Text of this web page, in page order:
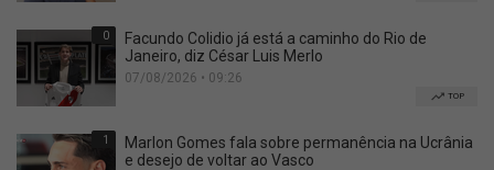
0
Facundo Colidio já está a caminho do Rio de
Janeiro, diz César Luis Merlo
07/08/2026 • 09:26
TOP
1
Marlon Gomes fala sobre permanência na Ucrânia
e desejo de voltar ao Vasco